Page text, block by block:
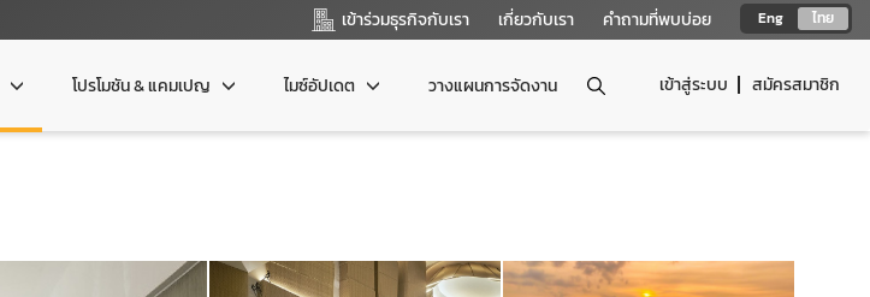
Eng ไทย
เข้าร่วมธุรกิจกับเรา เกี่ยวกับเรา คำถามที่พบบ่อย
เข้าสู่ระบบ สมัครสมาชิก
โปรโมชัน & แคมเปญ ไมซ์อัปเดต วางแผนการจัดงาน